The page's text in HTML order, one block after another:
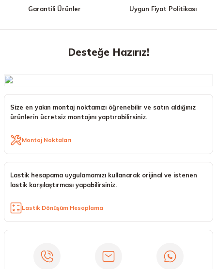
Garantili Ürünler Uygun Fiyat Politikası
Desteğe Hazırız!
Size en yakın montaj noktamızı öğrenebilir ve satın aldığınız
ürünlerin ücretsiz montajını yaptırabilirsiniz.
Montaj Noktaları
Lastik hesapama uygulamamızı kullanarak orijinal ve istenen
lastik karşılaştırması yapabilirsiniz.
Lastik Dönüşüm Hesaplama